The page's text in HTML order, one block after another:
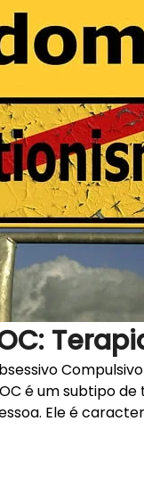
é um subtipo
Ele é